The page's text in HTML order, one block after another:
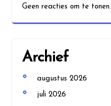
Geen reacties om te tonen.
Archief
augustus 2026
juli 2026